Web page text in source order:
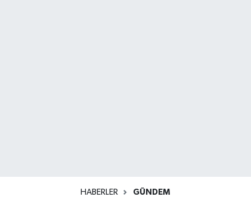
HABERLER GÜNDEM